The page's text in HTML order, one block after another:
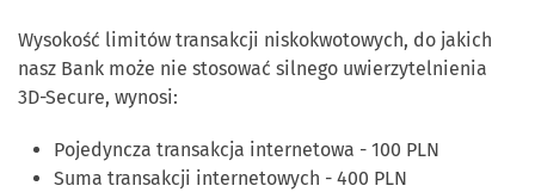
Wysokość limitów transakcji niskokwotowych, do jakich
nasz Bank może nie stosować silnego uwierzytelnienia
3D-Secure, wynosi:
Pojedyncza transakcja internetowa - 100 PLN
Suma transakcji internetowych - 400 PLN